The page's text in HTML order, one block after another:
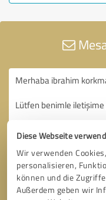
Diese Webseite
Wir verwenden
personalisieren,
können und die
Außerdem geben wir